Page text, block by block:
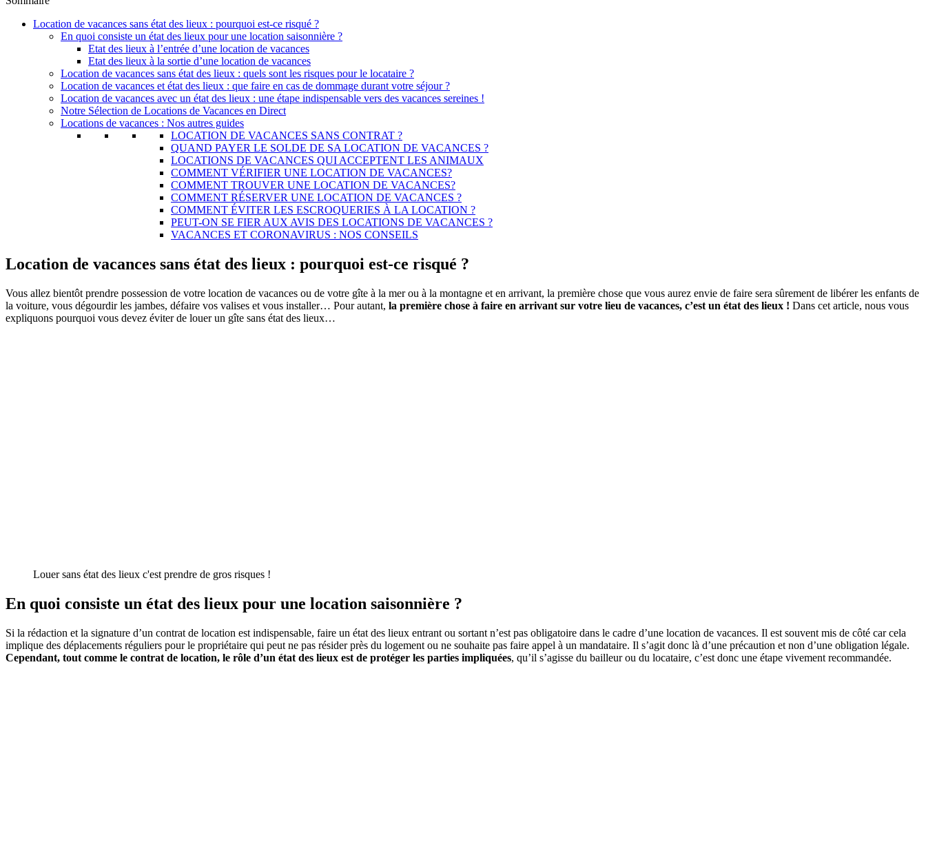
Location de vacances sans état des lieux : pourquoi est-ce risqué ?
En quoi consiste un état des lieux pour une location saisonnière ?
Etat des lieux à l’entrée d’une location de vacances
Etat des lieux à la sortie d’une location de vacances
Location de vacances sans état des lieux : quels sont les risques pour le locataire ?
Location de vacances et état des lieux : que faire en cas de dommage durant votre séjour ?
Location de vacances avec un état des lieux : une étape indispensable vers des vacances sereines !
Notre Sélection de Locations de Vacances en Direct
Locations de vacances : Nos autres guides
LOCATION DE VACANCES SANS CONTRAT ?
QUAND PAYER LE SOLDE DE SA LOCATION DE VACANCES ?
LOCATIONS DE VACANCES QUI ACCEPTENT LES ANIMAUX
COMMENT VÉRIFIER UNE LOCATION DE VACANCES?
COMMENT TROUVER UNE LOCATION DE VACANCES?
COMMENT RÉSERVER UNE LOCATION DE VACANCES ?
COMMENT ÉVITER LES ESCROQUERIES À LA LOCATION ?
PEUT-ON SE FIER AUX AVIS DES LOCATIONS DE VACANCES ?
VACANCES ET CORONAVIRUS : NOS CONSEILS
Location de vacances sans état des lieux : pourquoi est-ce risqué ?
Vous allez bientôt prendre possession de votre location de vacances ou de votre gîte à la mer ou à la montagne et en arrivant, la première chose que vous aurez envie de faire sera sûrement de libérer les enfants de
la voiture, vous dégourdir les jambes, défaire vos valises et vous installer… Pour autant, la première chose à faire en arrivant sur votre lieu de vacances, c’est un état des lieux ! Dans cet article, nous vous
expliquons pourquoi vous devez éviter de louer un gîte sans état des lieux…
Louer sans état des lieux c'est prendre de gros risques !
En quoi consiste un état des lieux pour une location saisonnière ?
Si la rédaction et la signature d’un contrat de location est indispensable, faire un état des lieux entrant ou sortant n’est pas obligatoire dans le cadre d’une location de vacances. Il est souvent mis de côté car cela
implique des déplacements réguliers pour le propriétaire qui peut ne pas résider près du logement ou ne souhaite pas faire appel à un mandataire. Il s’agit donc là d’une précaution et non d’une obligation légale.
Cependant, tout comme le contrat de location, le rôle d’un état des lieux est de protéger les parties impliquées, qu’il s’agisse du bailleur ou du locataire, c’est donc une étape vivement recommandée.